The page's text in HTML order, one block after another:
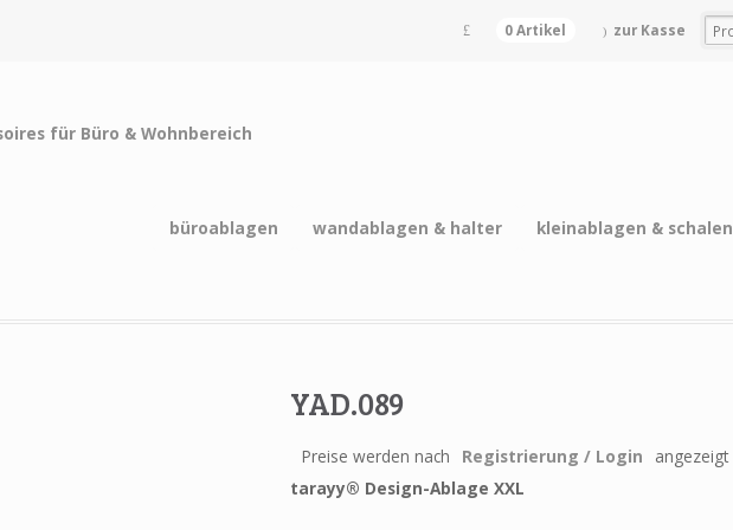
0 Artikel zur Kasse
büroablagen wandablagen & halter kleinablagen & schalen
YAD.089
Preise werden nach Registrierung / Login
angezeigt
tarayy® Design-Ablage XXL